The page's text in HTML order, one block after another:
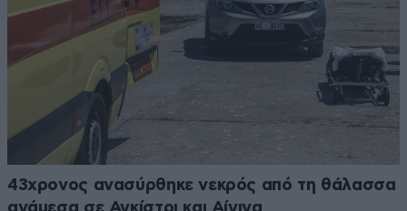
43χρονος ανασύρθηκε νεκρός από τη θάλασσα